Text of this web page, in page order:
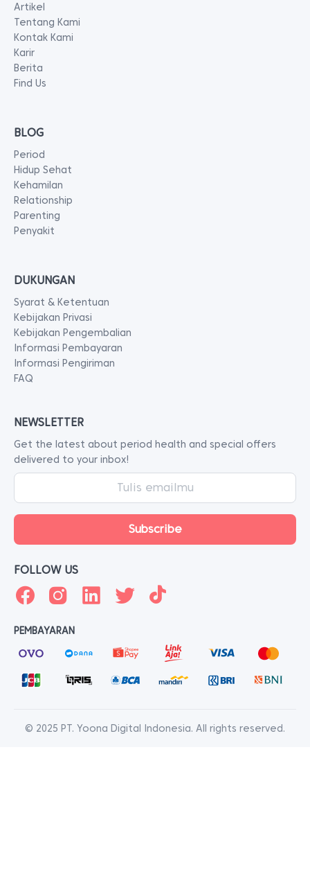
Artikel
Tentang Kami
Kontak Kami
Karir
Berita
Find Us
BLOG
Period
Hidup Sehat
Kehamilan
Relationship
Parenting
Penyakit
DUKUNGAN
Syarat & Ketentuan
Kebijakan Privasi
Kebijakan Pengembalian
Informasi Pembayaran
Informasi Pengiriman
FAQ
NEWSLETTER
Get the latest about period health and special offers
delivered to your inbox!
FOLLOW US
PEMBAYARAN
© 2025 PT. Yoona Digital Indonesia. All rights reserved.